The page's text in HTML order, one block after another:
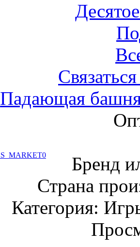
Падающая
Бренд
Страна
Категория: